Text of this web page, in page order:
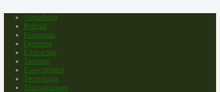
Actualidad
Policial
Economía
Deportes
Educación
Turismo
Espectáculos
Tecnología
Transmisiones